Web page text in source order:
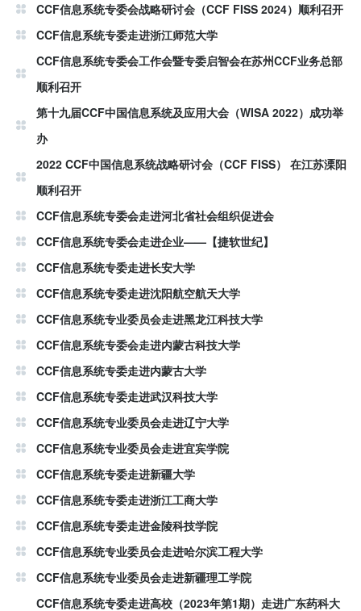
CCF信息系统专委会战略研讨会（CCF FISS 2024）顺利召开
CCF信息系统专委走进浙江师范大学
CCF信息系统专委会工作会暨专委启智会在苏州CCF业务总部
顺利召开
第十九届CCF中国信息系统及应用大会（WISA 2022）成功举
办
2022 CCF中国信息系统战略研讨会（CCF FISS） 在江苏溧阳
顺利召开
CCF信息系统专委会走进河北省社会组织促进会
CCF信息系统专委会走进企业——【捷软世纪】
CCF信息系统专委走进长安大学
CCF信息系统专委走进沈阳航空航天大学
CCF信息系统专业委员会走进黑龙江科技大学
CCF信息系统专委会走进内蒙古科技大学
CCF信息系统专委走进内蒙古大学
CCF信息系统专委走进武汉科技大学
CCF信息系统专业委员会走进辽宁大学
CCF信息系统专业委员会走进宜宾学院
CCF信息系统专委走进新疆大学
CCF信息系统专委走进浙江工商大学
CCF信息系统专委走进金陵科技学院
CCF信息系统专业委员会走进哈尔滨工程大学
CCF信息系统专业委员会走进新疆理工学院
CCF信息系统专委走进高校（2023年第1期）走进广东药科大